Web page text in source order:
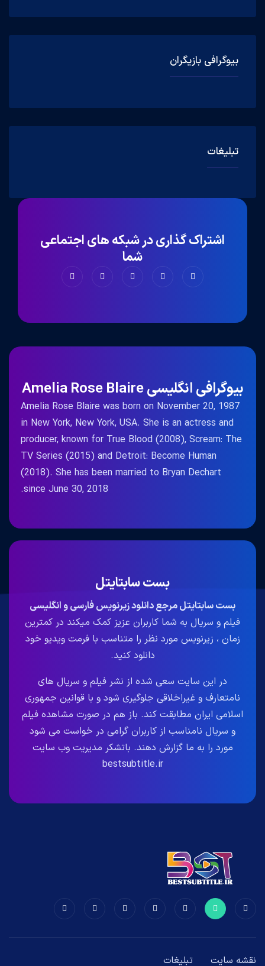
بیوگرافی بازیگران
تبلیغات
اشتراک گذاری در شبکه های اجتماعی
شما
بیوگرافی انگلیسی Amelia Rose Blaire
Amelia Rose Blaire was born on November 20, 1987
in New York, New York, USA. She is an actress and
producer, known for True Blood (2008), Scream: The
TV Series (2015) and Detroit: Become Human
(2018). She has been married to Bryan Dechart
since June 30, 2018.
بست سابتایتل
بست سابتایتل مرجع دانلود زیرنویس فارسی و انگلیسی
فیلم و سریال به شما کاربران عزیز کمک میکند در کمترین
زمان ، زیرنویس مورد نظر را متناسب با فرمت ویدیو خود
دانلود کنید.
در این سایت سعی شده از نشر فیلم و سریال های
نامتعارف و غیراخلاقی جلوگیری شود و با قوانین جمهوری
اسلامی ایران مطابقت کند. باز هم در صورت مشاهده فیلم
و سریال نامناسب از کاربران گرامی در خواست می شود
مورد را به ما گزارش دهند. باتشکر مدیریت وب سایت
bestsubtitle.ir
نقشه سایت تبلیغات